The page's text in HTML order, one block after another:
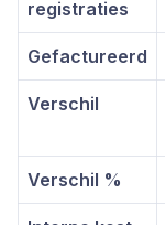
registraties
Gefactureerd
Verschil
Verschil %